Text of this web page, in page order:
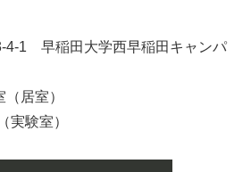
4-1 早稲田大学西早稲田キャンパ
居室）
実験室）